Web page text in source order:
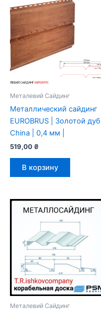
Металевий Сайдинг
Металлический сайдинг
EUROBRUS | Золотой дуб |
China | 0,4 мм |
519,00 ₴
В корзину
Металевий Сайдинг